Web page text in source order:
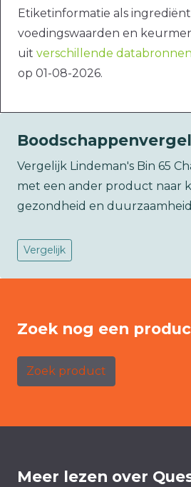
Etiketinformatie als
voedingswaarden en
uit verschillende databronnen
op 01-08-2026.
Vergelijk Lindeman's Bin 65
met een ander product naar
gezondheid en
Vergelijk
Zoek nog een
Zoek product
Meer lezen over